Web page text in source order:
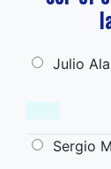
Julio
Sergio